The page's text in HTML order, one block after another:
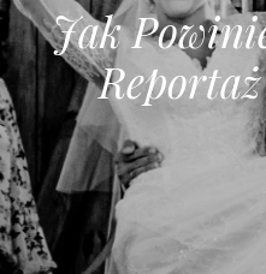
JakPowini
Reportaż